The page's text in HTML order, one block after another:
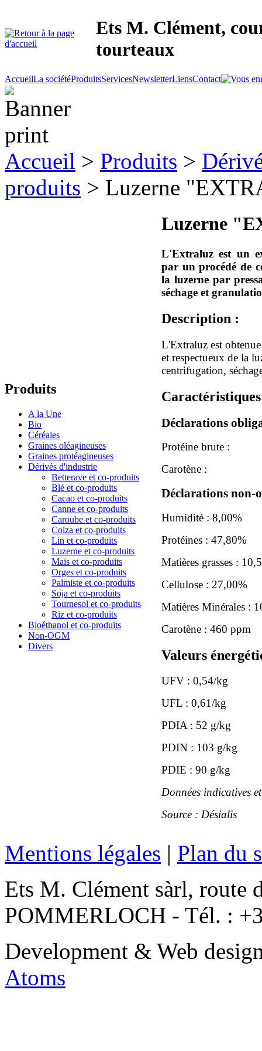
Ets M. Clément,
tourteaux
AccueilLa sociétéProduitsServicesNewsletterLiensContact
Accueil > Produits >
produits > Luzerne
Produits
A la Une
Bio
Céréales
Graines oléagineuses
Graines protéagineuses
Dérivés d'industrie
Betterave et co-produits
Blé et co-produits
Cacao et co-produits
Canne et co-produits
Caroube et co-produits
Colza et co-produits
Lin et co-produits
Luzerne et co-produits
Maïs et co-produits
Orges et co-produits
Palmiste et co-produits
Soja et co-produits
Tournesol et co-produits
Riz et co-produits
Bioéthanol et co-produits
Non-OGM
Divers
Luzerne
L'Extraluz est un
par un procédé de
la luzerne par
séchage et
Description :
L'Extraluz est
et respectueux de la
centrifugation,
Déclarations
Protéine brute :
Carotène :
Déclarations non-
Humidité : 8,00%
Protéines : 47,80%
Matières grasses :
Cellulose : 27,00%
Matières Minérales :
Carotène : 460 ppm
Valeurs
UFV : 0,54/kg
UFL : 0,61/kg
PDIA : 52 g/kg
PDIN : 103 g/kg
PDIE : 90 g/kg
Données indicatives
Source : Désialis
Mentions légales | Plan du
Ets M. Clément sàrl, route
POMMERLOCH - Tél. :
Development & Web
Atoms